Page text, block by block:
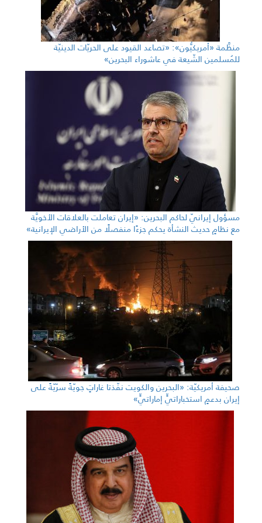
منظَّمة «أمريكيُّون»: «تصاعد القيود على الحريّات الدينيّة
للمُسلمين الشّيعة في عاشوراء البحرين»
مسؤول إيرانيّ لحاكم البحرين: «إيران تعاملت بالعلاقات الأخويَّة
مع نظامٍ حديث النشأة يحكم جزءًا منفصلًا من الأراضي الإيرانية»
صحيفة أمريكيّة: «البحرين والكويت نفّذتا غاراتٍ جويّةً سرّيّةً على
إيران بدعمٍ استخباراتيٍّ إماراتيٍّ»